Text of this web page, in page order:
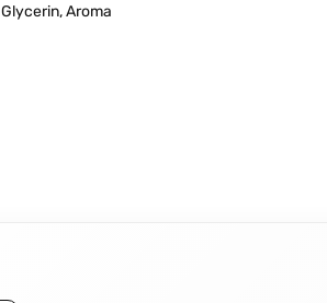
Aroma